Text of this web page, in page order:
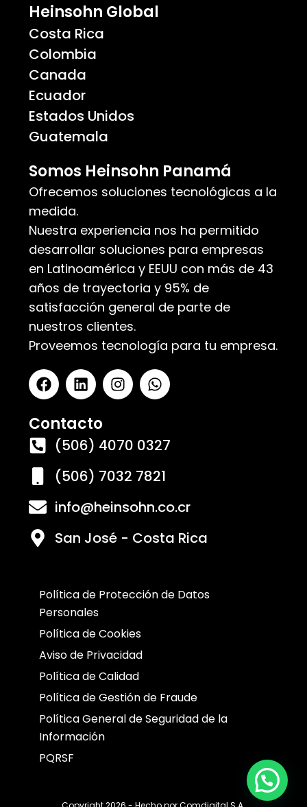
Heinsohn Global
Costa Rica
Colombia
Canada
Ecuador
Estados Unidos
Guatemala
Somos Heinsohn Panamá
Ofrecemos soluciones tecnológicas a la
medida.
Nuestra experiencia nos ha permitido
desarrollar soluciones para empresas
en Latinoamérica y EEUU con más de 43
años de trayectoria y 95% de
satisfacción general de parte de
nuestros clientes.
Proveemos tecnología para tu empresa.
Contacto
(506) 4070 0327
(506) 7032 7821
info@heinsohn.co.cr
San José - Costa Rica
Política de Protección de Datos
Personales
Política de Cookies
Aviso de Privacidad
Política de Calidad
Política de Gestión de Fraude
Política General de Seguridad de la
Información
PQRSF